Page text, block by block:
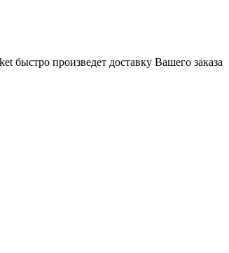
быстро произведет доставку Вашего заказа